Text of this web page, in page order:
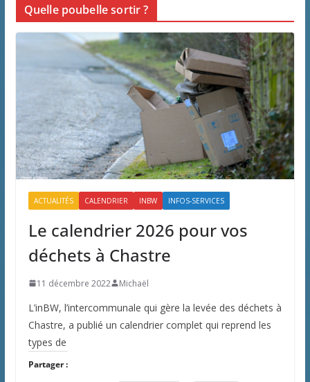
Quelle poubelle sortir ?
ACTUALITÉS CALENDRIER INBW INFOS-SERVICES
Le calendrier 2026 pour vos
déchets à Chastre
11 décembre 2022 Michaël
L’inBW, l’intercommunale qui gère la levée des déchets à
Chastre, a publié un calendrier complet qui reprend les
types de
Partager :